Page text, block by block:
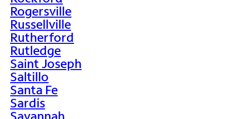
Rogersville
Russellville
Rutherford
Rutledge
Saint Joseph
Saltillo
Santa Fe
Sardis
Savannah